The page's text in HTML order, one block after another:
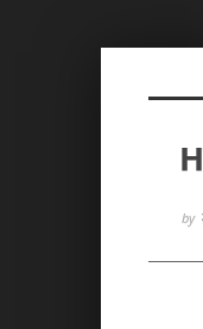
by
스케치북5
스케치북5
스케치북5
스케치북5